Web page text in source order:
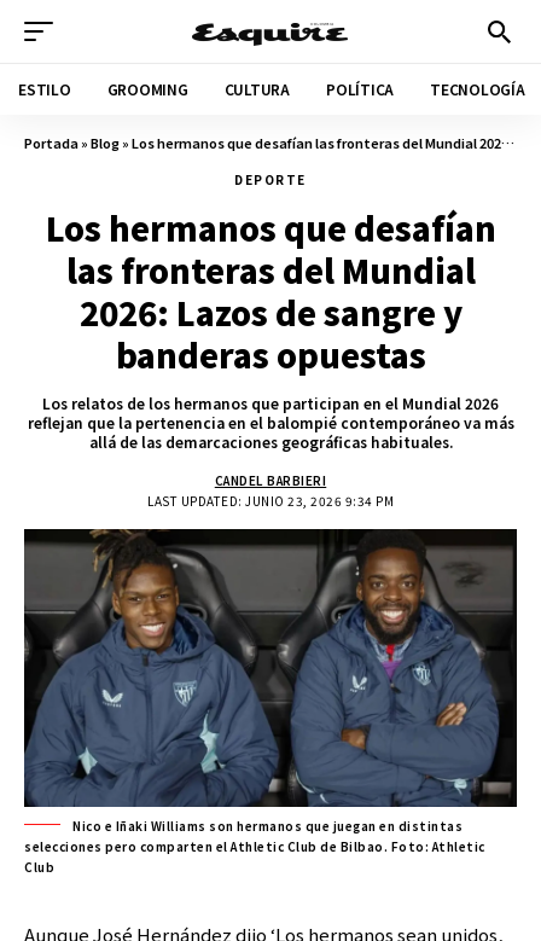
ESTILO GROOMING CULTURA POLÍTICA TECNOLOGÍA
Portada»Blog»Los hermanos que desafían las fronteras del Mundial 2026: Lazos de sangre y banderas opuestas
DEPORTE
Los hermanos que desafían
las fronteras del Mundial
2026: Lazos de sangre y
banderas opuestas
Los relatos de los hermanos que participan en el Mundial 2026
reflejan que la pertenencia en el balompié contemporáneo va más
allá de las demarcaciones geográficas habituales.
LAST UPDATED: JUNIO 23, 2026 9:34 PM
CANDEL BARBIERI
Nico e Iñaki Williams son hermanos que juegan en distintas
selecciones pero comparten el Athletic Club de Bilbao. Foto: Athletic
Club
Aunque José Hernández dijo ‘Los hermanos sean unidos,